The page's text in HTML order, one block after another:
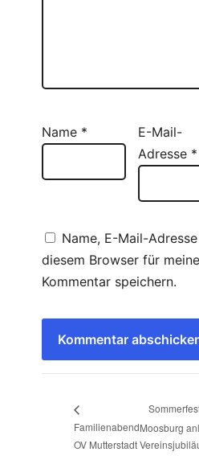
Name *
E-Mail-
Adresse *
Name, E-Mail-
diesem Browser für
Kommentar speichern.
Familienabend
OV Mutterstadt
Moosburg